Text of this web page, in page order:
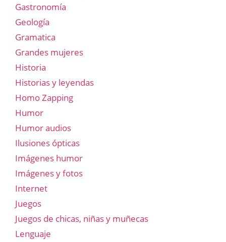
Gastronomía
Geología
Gramatica
Grandes mujeres
Historia
Historias y leyendas
Homo Zapping
Humor
Humor audios
Ilusiones ópticas
Imágenes humor
Imágenes y fotos
Internet
Juegos
Juegos de chicas, niñas y muñecas
Lenguaje